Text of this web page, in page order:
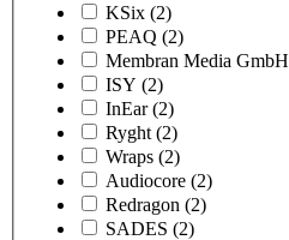
KSix (2)
PEAQ (2)
Membran Media GmbH
ISY (2)
InEar (2)
Ryght (2)
Wraps (2)
Audiocore (2)
Redragon (2)
SADES (2)